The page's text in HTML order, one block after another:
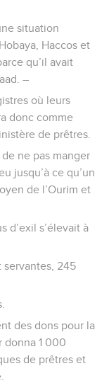
situation
Haccos et
qu’il avait
–
où leurs
donc comme
de prêtres.
ne pas manger
jusqu’à ce qu’un
de l’Ourim et
d’exil s’élevait à
servantes, 245
des dons pour la
donna 1 000
de prêtres et